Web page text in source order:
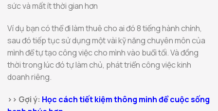
sức và mất ít thời gian hơn
Ví dụ bạn có thể đi làm thuê cho ai đó 8 tiếng hành chính,
sau đó tiếp tục sử dụng một vài kỹ năng chuyên môn của
mình để tự tạo công việc cho mình vào buổi tối. Và đồng
thời trong lúc đó tự làm chủ, phát triển công việc kinh
doanh riêng.
>> Gợi ý: Học cách tiết kiệm thông minh để cuộc sống